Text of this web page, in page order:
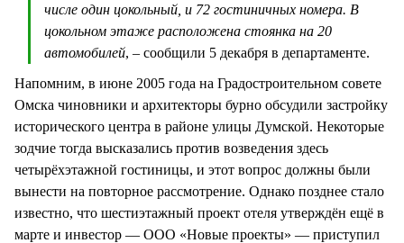
числе один цокольный, и 72 гостиничных номера. В
цокольном этаже расположена стоянка на 20
автомобилей, – сообщили 5 декабря в департаменте.
Напомним, в июне 2005 года на Градостроительном совете
Омска чиновники и архитекторы бурно обсудили застройку
исторического центра в районе улицы Думской. Некоторые
зодчие тогда высказались против возведения здесь
четырёхэтажной гостиницы, и этот вопрос должны были
вынести на повторное рассмотрение. Однако позднее стало
известно, что шестиэтажный проект отеля утверждён ещё в
марте и инвестор — ООО «Новые проекты» — приступил